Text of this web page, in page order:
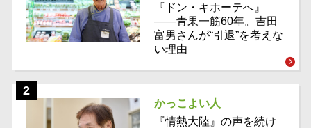
『ドン・キホーテへ』
――青果一筋60年。吉田
富男さんが“引退”を考えな
い理由
かっこよい人
『情熱大陸』の声を続け